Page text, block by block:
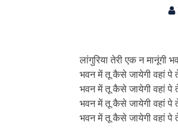
लांगुरिया तेरी एक न मानूंगी
भवन में तू कैसे जायेगी वहां पे
भवन में तू कैसे जायेगी वहां पे
भवन में तू कैसे जायेगी वहां पे
भवन में तू कैसे जायेगी वहां पे